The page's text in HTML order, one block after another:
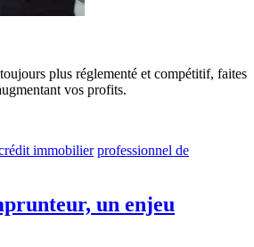
plus réglementé et compétitif, faites
vos profits.
immobilier professionnel de
un enjeu